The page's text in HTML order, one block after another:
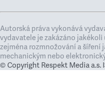
Autorská práva vykonává
vydavatele je zakázáno
zejména rozmnožování a šíření
mechanickým nebo
© Copyright Respekt Media a.s.